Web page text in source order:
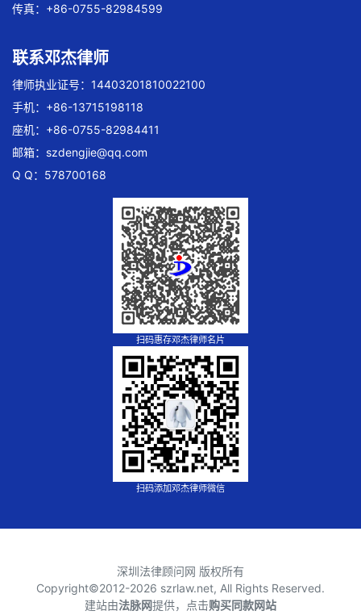
传真：+86-0755-82984599
联系邓杰律师
律师执业证号：14403201810022100
手机：+86-13715198118
座机：+86-0755-82984411
邮箱： szdengjie@qq.com
Q Q：578700168
扫码惠存邓杰律师名片
扫码添加邓杰律师微信
深圳法律顾问网 版权所有
Copyright©2012-2026 szrlaw.net, All Rights Reserved.
建站由法脉网提供，点击购买同款网站